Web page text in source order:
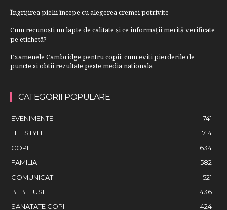
Îngrijirea pielii începe cu alegerea cremei potrivite
Cum recunoști un lapte de calitate și ce informații merită verificate
pe etichetă?
Examenele Cambridge pentru copii: cum eviti pierderile de
puncte si obtii rezultate peste media nationala
CATEGORII POPULARE
EVENIMENTE
741
LIFESTYLE
714
COPII
634
FAMILIA
582
COMUNICAT
521
BEBELUSI
436
SANATATE COPII
424